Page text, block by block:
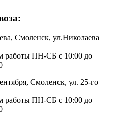
Смоленск, ул.Николаева
работы ПН-СБ с 10:00 до
Смоленск, ул. 25-го
работы ПН-СБ с 10:00 до